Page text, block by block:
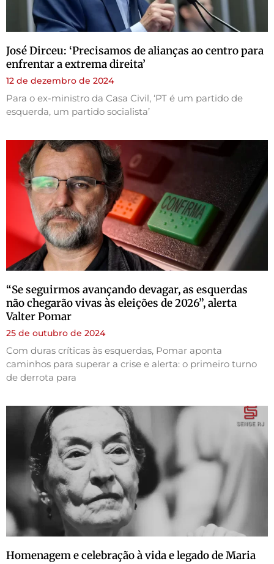
José Dirceu: ‘Precisamos de alianças ao centro para
enfrentar a extrema direita’
12 de dezembro de 2024
Para o ex-ministro da Casa Civil, ‘PT é um partido de
esquerda, um partido socialista’
“Se seguirmos avançando devagar, as esquerdas
não chegarão vivas às eleições de 2026”, alerta
Valter Pomar
25 de outubro de 2024
Com duras críticas às esquerdas, Pomar aponta
caminhos para superar a crise e alerta: o primeiro turno
de derrota para
Homenagem e celebração à vida e legado de Maria